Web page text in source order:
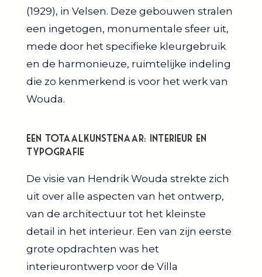
(1929), in Velsen. Deze gebouwen stralen
een ingetogen, monumentale sfeer uit,
mede door het specifieke kleurgebruik
en de harmonieuze, ruimtelijke indeling
die zo kenmerkend is voor het werk van
Wouda.
Een Totaalkunstenaar: Interieur en
Typografie
De visie van Hendrik Wouda strekte zich
uit over alle aspecten van het ontwerp,
van de architectuur tot het kleinste
detail in het interieur. Een van zijn eerste
grote opdrachten was het
interieurontwerp voor de Villa